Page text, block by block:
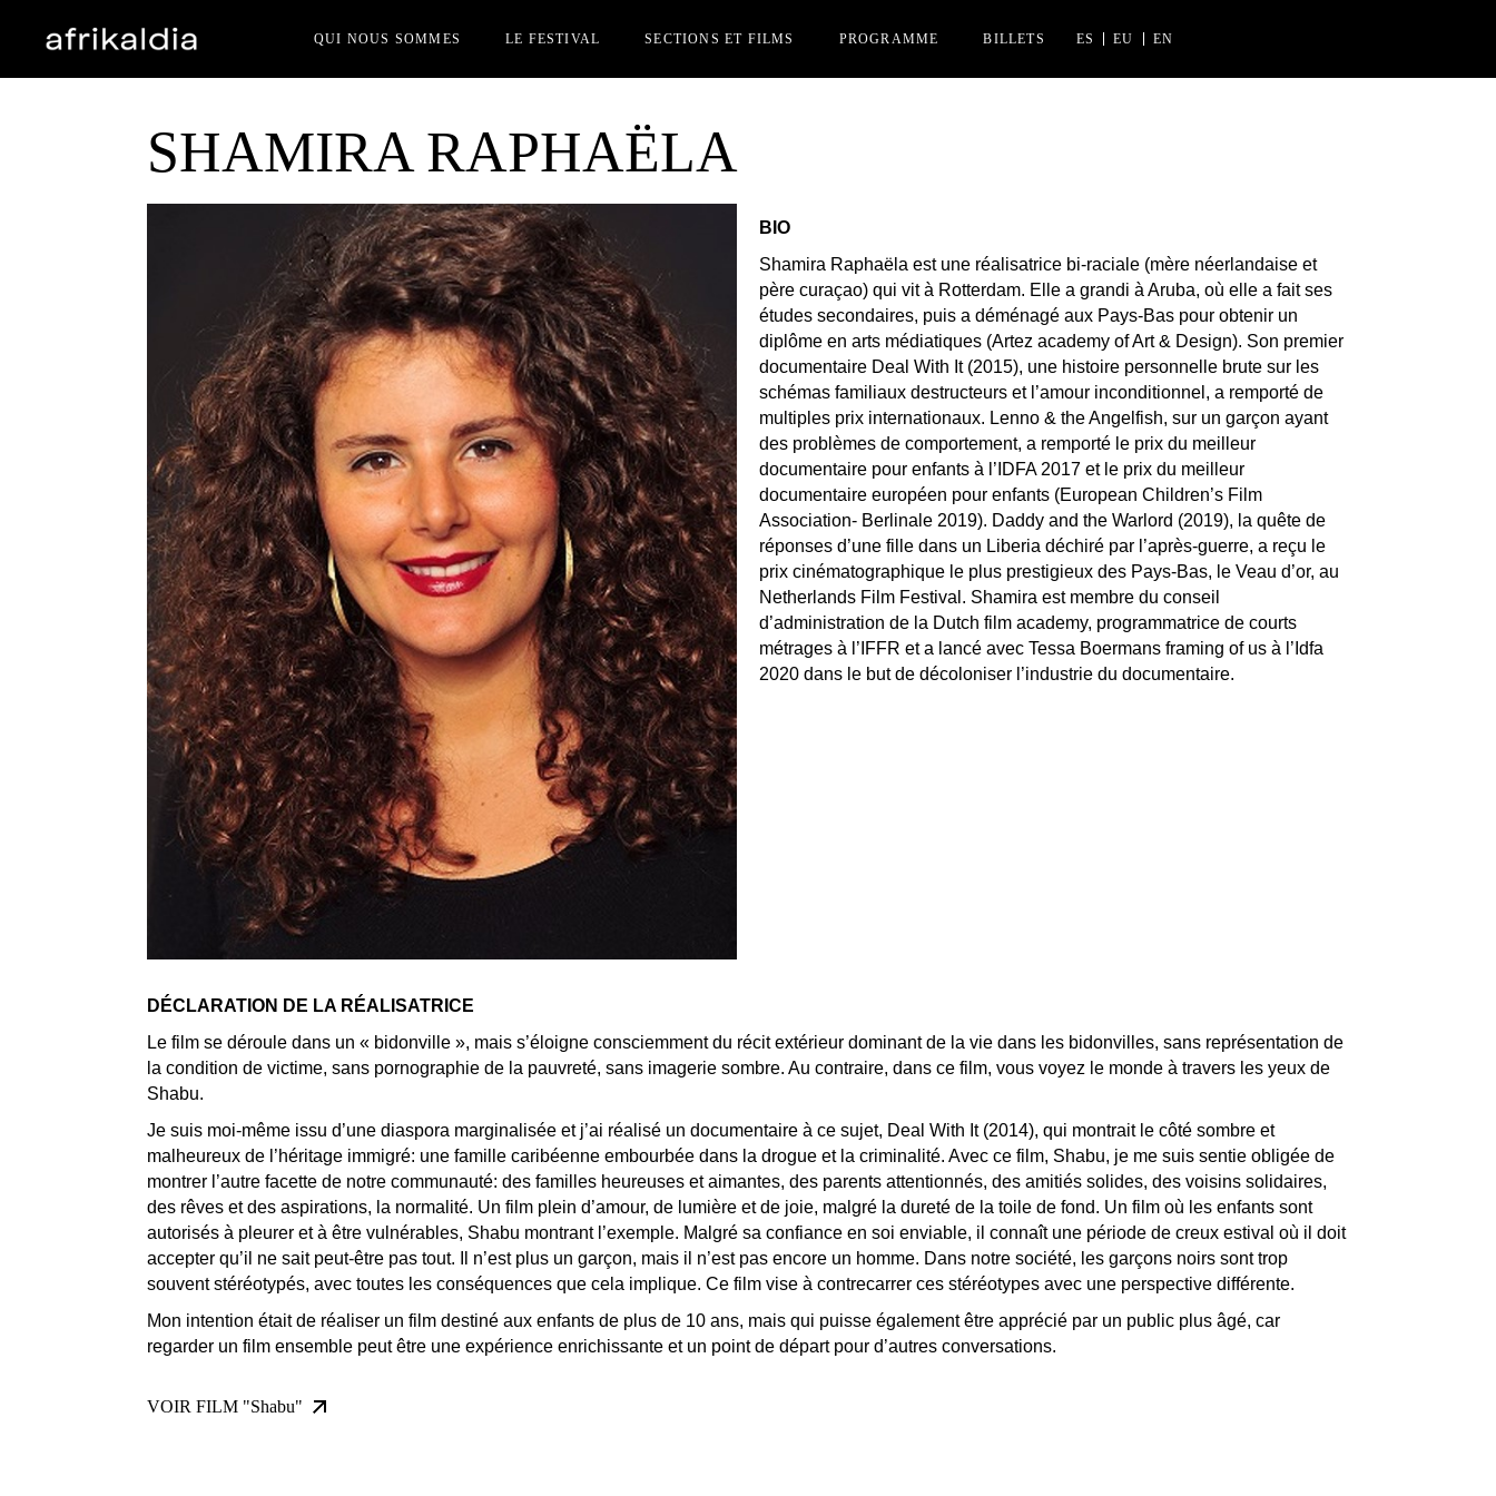
QUI NOUS SOMMES LE FESTIVAL
JURY
INSCRIPTION FILMS
PERSONNES INVITÉES
ACCRÉDITATIONS
PRIX
REJOIGNEZ-NOUS
AUTRES ÉDITIONS
SECTIONS ET FILMS
SECTION OFFICIELLES
SECTION PARALLÈLE
PROGRAMME BILLETS ES EU EN
SHAMIRA RAPHAËLA
BIO
Shamira Raphaëla est une réalisatrice bi-raciale (mère néerlandaise et
père curaçao) qui vit à Rotterdam. Elle a grandi à Aruba, où elle a fait ses
études secondaires, puis a déménagé aux Pays-Bas pour obtenir un
diplôme en arts médiatiques (Artez academy of Art & Design). Son premier
documentaire Deal With It (2015), une histoire personnelle brute sur les
schémas familiaux destructeurs et l’amour inconditionnel, a remporté de
multiples prix internationaux. Lenno & the Angelfish, sur un garçon ayant
des problèmes de comportement, a remporté le prix du meilleur
documentaire pour enfants à l’IDFA 2017 et le prix du meilleur
documentaire européen pour enfants (European Children’s Film
Association- Berlinale 2019). Daddy and the Warlord (2019), la quête de
réponses d’une fille dans un Liberia déchiré par l’après-guerre, a reçu le
prix cinématographique le plus prestigieux des Pays-Bas, le Veau d’or, au
Netherlands Film Festival. Shamira est membre du conseil
d’administration de la Dutch film academy, programmatrice de courts
métrages à l’IFFR et a lancé avec Tessa Boermans framing of us à l’Idfa
2020 dans le but de décoloniser l’industrie du documentaire.
DÉCLARATION DE LA RÉALISATRICE
Le film se déroule dans un « bidonville », mais s’éloigne consciemment du récit extérieur dominant de la vie dans les bidonvilles, sans représentation de
la condition de victime, sans pornographie de la pauvreté, sans imagerie sombre. Au contraire, dans ce film, vous voyez le monde à travers les yeux de
Shabu.
Je suis moi-même issu d’une diaspora marginalisée et j’ai réalisé un documentaire à ce sujet, Deal With It (2014), qui montrait le côté sombre et
malheureux de l’héritage immigré: une famille caribéenne embourbée dans la drogue et la criminalité. Avec ce film, Shabu, je me suis sentie obligée de
montrer l’autre facette de notre communauté: des familles heureuses et aimantes, des parents attentionnés, des amitiés solides, des voisins solidaires,
des rêves et des aspirations, la normalité. Un film plein d’amour, de lumière et de joie, malgré la dureté de la toile de fond. Un film où les enfants sont
autorisés à pleurer et à être vulnérables, Shabu montrant l’exemple. Malgré sa confiance en soi enviable, il connaît une période de creux estival où il doit
accepter qu’il ne sait peut-être pas tout. Il n’est plus un garçon, mais il n’est pas encore un homme. Dans notre société, les garçons noirs sont trop
souvent stéréotypés, avec toutes les conséquences que cela implique. Ce film vise à contrecarrer ces stéréotypes avec une perspective différente.
Mon intention était de réaliser un film destiné aux enfants de plus de 10 ans, mais qui puisse également être apprécié par un public plus âgé, car
regarder un film ensemble peut être une expérience enrichissante et un point de départ pour d’autres conversations.
VOIR FILM "Shabu"